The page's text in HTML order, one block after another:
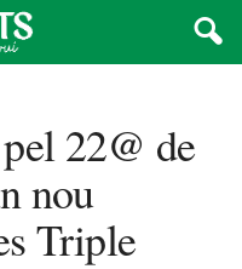
22@ de
nou
Triple